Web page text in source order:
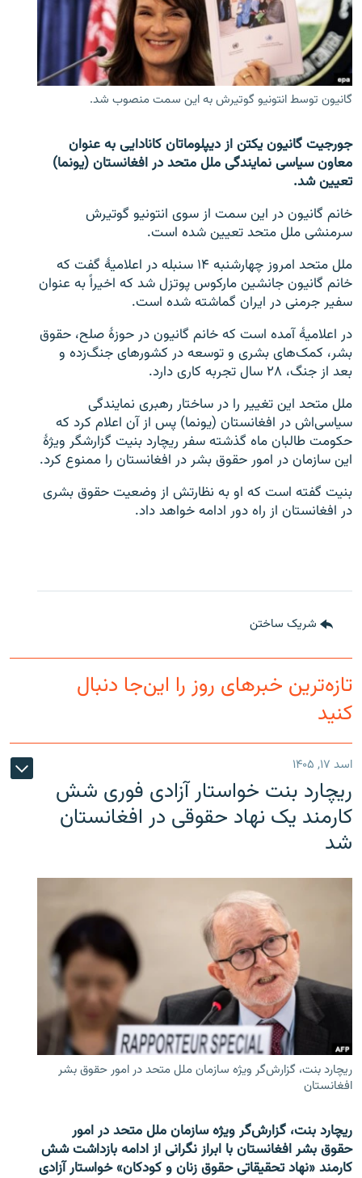
تماس
صفحه پشتو
Azadi English
همۀ سایت‌های رادیو آزادی/ رادیو اروپای آزاد
گانیون توسط انتونیو گوتیرش به این سمت منصوب شد.
جورجیت گانیون یکتن از دیپلوماتان کانادایی به عنوان
معاون سیاسی نمایندگی ملل متحد در افغانستان (یونما)
تعیین شد.
خانم گانیون در این سمت از سوی انتونیو گوتیرش
سرمنشی ملل متحد تعیین شده است.
ملل متحد امروز چهارشنبه ۱۴ سنبله در اعلامیۀ گفت که
خانم گانیون جانشین مارکوس پوتزل شد که اخیراً به عنوان
سفیر جرمنی در ایران گماشته شده است.
در اعلامیۀ آمده است که خانم گانیون در حوزۀ صلح، حقوق
بشر، کمک‌های بشری و توسعه در کشورهای جنگ‌زده و
بعد از جنگ، ۲۸ سال تجربه کاری دارد.
ملل متحد این تغییر را در ساختار رهبری نمایندگی
سیاسی‌اش در افغانستان (یونما) پس از آن اعلام کرد که
حکومت طالبان ماه گذشته سفر ریچارد بنیت گزارشگر ویژۀ
این سازمان در امور حقوق بشر در افغانستان را ممنوع کرد.
بنیت گفته است که او به نظارتش از وضعیت حقوق بشری
در افغانستان از راه دور ادامه خواهد داد.
شریک ساختن
تازه‌ترین خبرهای روز را این‌جا دنبال
کنید
اسد ۱۷, ۱۴۰۵
ریچارد بنت خواستار آزادی فوری شش
کارمند یک نهاد حقوقی در افغانستان
شد
ریچارد بنت، گزارش‌گر ویژه سازمان ملل متحد در امور حقوق بشر
افغانستان
ریچارد بنت، گزارش‌گر ویژه سازمان ملل متحد در امور
حقوق بشر افغانستان با ابراز نگرانی از ادامه بازداشت شش
کارمند «نهاد تحقیقاتی حقوق زنان و کودکان» خواستار آزادی